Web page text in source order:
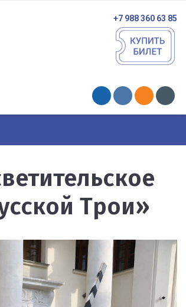
+7 988 360 63 85
Трои»